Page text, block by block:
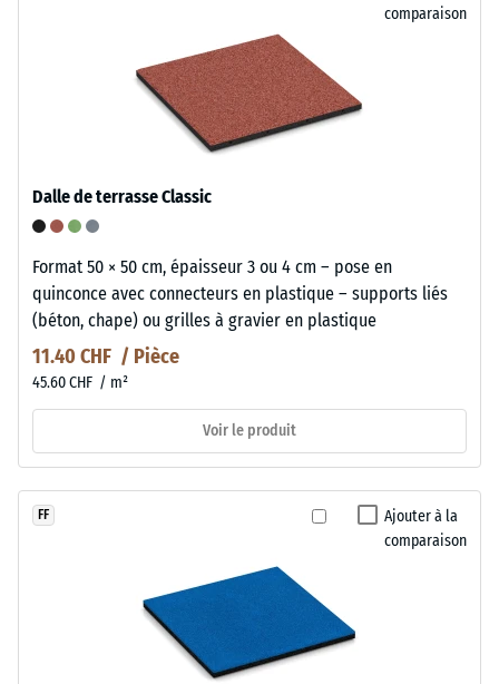
comparaison
Dalle de terrasse Classic
Format 50 × 50 cm, épaisseur 3 ou 4 cm – pose en
quinconce avec connecteurs en plastique – supports liés
(béton, chape) ou grilles à gravier en plastique
11.40 CHF / Pièce
45.60 CHF / m²
Voir le produit
Ajouter à la
comparaison
FF